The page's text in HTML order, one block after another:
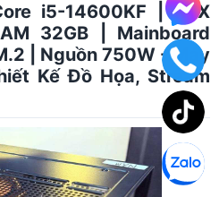
i5-14600KF | RTX
32GB | Mainboard
| Nguồn 750W - Máy
Kế Đồ Họa, Stream